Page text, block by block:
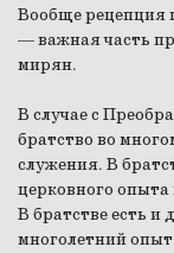
Вообще рецепция
— важная часть
мирян.
В случае с
братство во
служения. В
церковного
В братстве есть и
многолетний